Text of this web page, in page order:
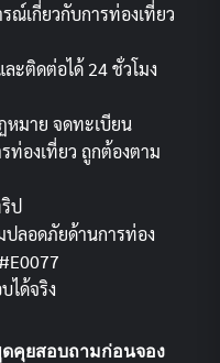
ณ์เกี่ยวกับการท่องเที่ยว
ะติดต่อได้ 24 ชั่วโมง
หมาย จดทะเบียน
ท่องเที่ยว ถูกต้องตาม
ป
ปลอดภัยด้านการท่อง
ได้จริง
ดคุยสอบถามก่อนจอง